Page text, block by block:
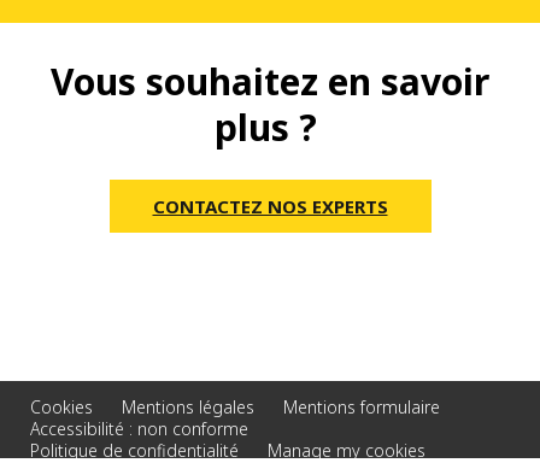
Vous souhaitez en savoir
plus ?
CONTACTEZ NOS EXPERTS
Cookies Mentions légales
Mentions formulaire
Accessibilité : non conforme
Politique de confidentialité
Manage my cookies